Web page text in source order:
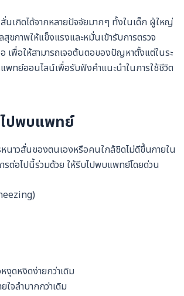
นเกิดได้จากหลายปัจจัยมากๆ ทั้งในเด็ก ผู้ใหญ่
ขภาพให้แข็งแรงและหมั่นเข้ารับการตรวจ
เพื่อให้สามารถเจอต้นตอของปัญหาตั้งแต่ในระ
พทย์ออนไลน์เพื่อรับฟังคำแนะนำในการใช้ชีวิต
ปพบแพทย์
นาวสั่นของตนเองหรือคนใกล้ชิดไม่ดีขึ้นภายใน
รต่อไปนี้ร่วมด้วย ให้รีบไปพบแพทย์โดยด่วน
งุดหงิดง่ายกว่าเดิม
ใจลำบากกว่าเดิม